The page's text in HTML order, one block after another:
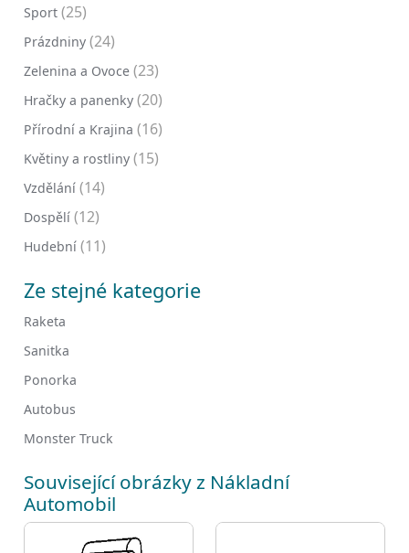
Sport (25)
Prázdniny (24)
Zelenina a Ovoce (23)
Hračky a panenky (20)
Přírodní a Krajina (16)
Květiny a rostliny (15)
Vzdělání (14)
Dospělí (12)
Hudební (11)
Ze stejné kategorie
Raketa
Sanitka
Ponorka
Autobus
Monster Truck
Související obrázky z Nákladní
Automobil